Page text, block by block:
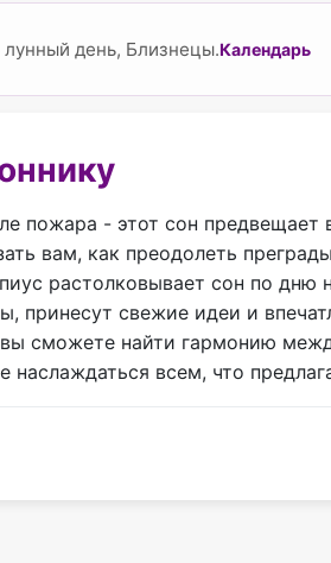
день, Близнецы.Календарь
пожара - этот сон
вам, как преодолеть
растолковывает сон по дню
принесут свежие идеи и
сможете найти гармонию
всем, что